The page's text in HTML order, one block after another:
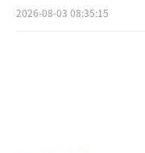
2026-08-03 08:35:15